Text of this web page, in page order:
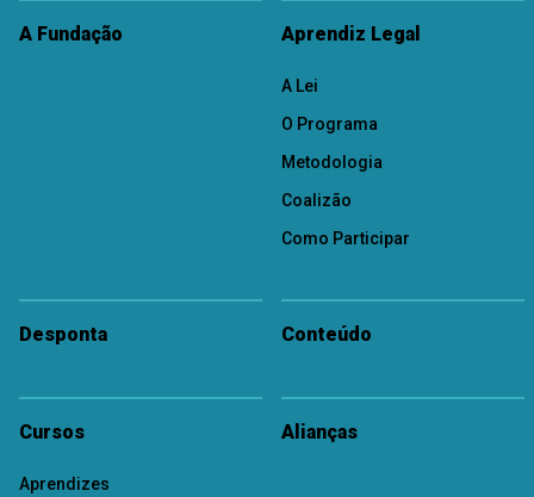
A Fundação Aprendiz Legal
A Lei
O Programa
Metodologia
Coalizão
Como Participar
Desponta Conteúdo
Cursos
Aprendizes
Alianças